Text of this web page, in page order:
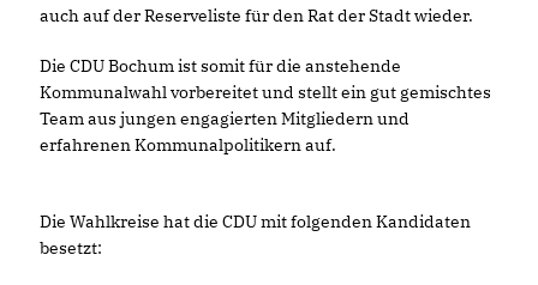
auch auf der Reserveliste für den Rat der Stadt wieder.
Die CDU Bochum ist somit für die anstehende
Kommunalwahl vorbereitet und stellt ein gut gemischtes
Team aus jungen engagierten Mitgliedern und
erfahrenen Kommunalpolitikern auf.
Die Wahlkreise hat die CDU mit folgenden Kandidaten
besetzt: